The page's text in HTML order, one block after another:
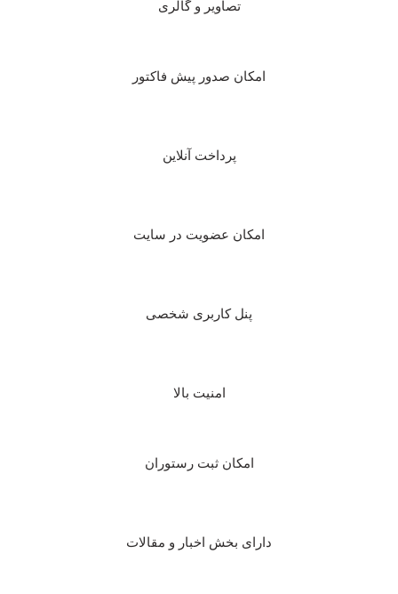
تصاویر و گالری
امکان صدور پیش فاکتور
پرداخت آنلاین
امکان عضویت در سایت
پنل کاربری شخصی
امنیت بالا
امکان ثبت رستوران
دارای بخش اخبار و مقالات